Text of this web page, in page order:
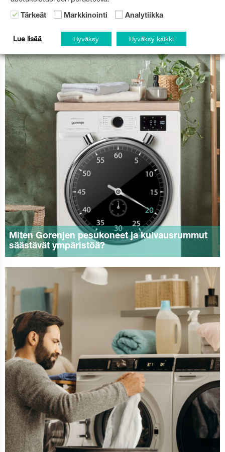
SAATAT PITÄÄ MYÖS NÄISTÄ:
Miten Gorenjen pesukoneet ja kuivausrummut
säästävät ympäristöä?
Tärkeät Markkinointi Analytiikka
Lue lisää Hyväksy Hyväksy kaikki